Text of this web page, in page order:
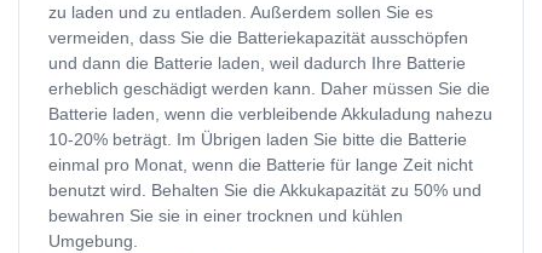
zu laden und zu entladen. Außerdem sollen Sie es
vermeiden, dass Sie die Batteriekapazität ausschöpfen
und dann die Batterie laden, weil dadurch Ihre Batterie
erheblich geschädigt werden kann. Daher müssen Sie die
Batterie laden, wenn die verbleibende Akkuladung nahezu
10-20% beträgt. Im Übrigen laden Sie bitte die Batterie
einmal pro Monat, wenn die Batterie für lange Zeit nicht
benutzt wird. Behalten Sie die Akkukapazität zu 50% und
bewahren Sie sie in einer trocknen und kühlen
Umgebung.